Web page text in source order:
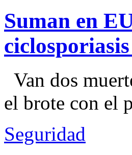
Suman en
Van dos
el brote con el
Seguridad